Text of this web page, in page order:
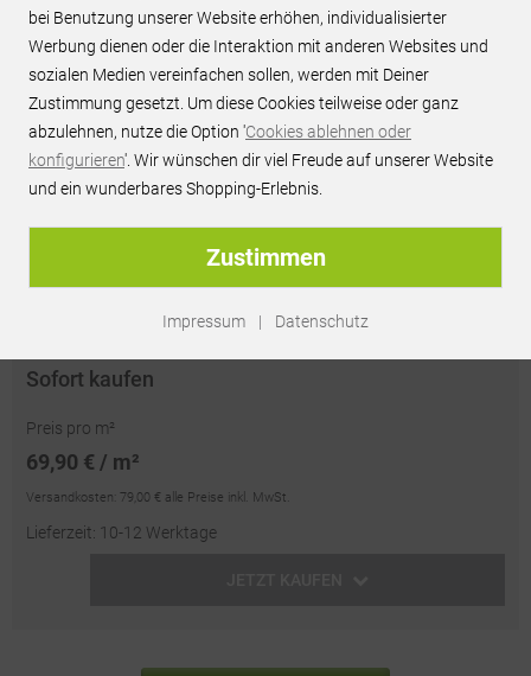
69,90 € / m² inkl. MwSt.
JETZT PREIS ANFRAGEN
Persönliches Best-Preis-Angebot innerhalb 24h
passendes Zubehör optional erhältlich
Sofort kaufen
Preis pro m²
69,90 € / m²
Versandkosten: 79,00 € alle Preise inkl. MwSt.
Lieferzeit: 10-12 Werktage
bei Benutzung unserer Website erhöhen, individualisierter
Werbung dienen oder die Interaktion mit anderen Websites und
sozialen Medien vereinfachen sollen, werden mit Deiner
Zustimmung gesetzt. Um diese Cookies teilweise oder ganz
abzulehnen, nutze die Option 'Cookies ablehnen oder
konfigurieren'. Wir wünschen dir viel Freude auf unserer Website
und ein wunderbares Shopping-Erlebnis.
Zustimmen
Impressum | Datenschutz